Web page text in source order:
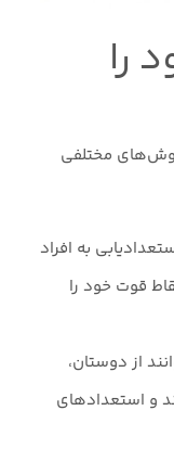
را
مختلفی
به افراد
قوت خود را
از دوستان،
و استعدادهای